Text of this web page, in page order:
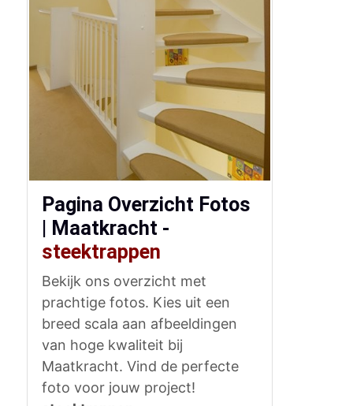
Pagina Overzicht Fotos
| Maatkracht -
steektrappen
Bekijk ons overzicht met
prachtige fotos. Kies uit een
breed scala aan afbeeldingen
van hoge kwaliteit bij
Maatkracht. Vind de perfecte
foto voor jouw project!